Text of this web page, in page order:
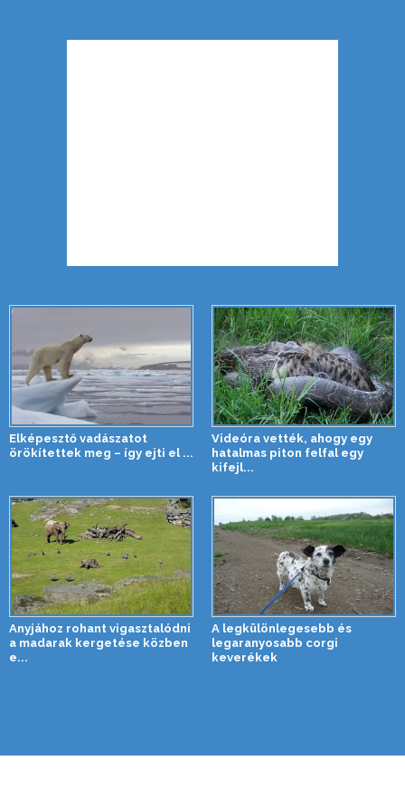
Elképesztő vadászatot
örökítettek meg – így ejti el ...
Videóra vették, ahogy egy
hatalmas piton felfal egy
kifejl...
Anyjához rohant vigasztalódni
a madarak kergetése közben
e...
A legkülönlegesebb és
legaranyosabb corgi
keverékek